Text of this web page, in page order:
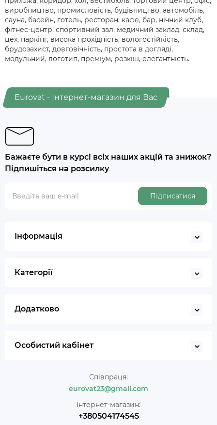
виробництво, промисловість, будівництво, автомобіль,
сауна, басейн, готель, ресторан, кафе, бар, нічний клуб,
фітнес-центр, спортивний зал, медичний заклад, склад,
цех, паркінг, висока прохідність, вологостійкість,
брудозахист, довговічність, простота в догляді,
модульний, логотип, преміум, розкіш, елегантність.
Eurovat - Інтернет-магазин для Вас
Бажаєте бути в курсі всіх наших акцій та знижок?
Підпишіться на розсилку
Підписатися
Інформація
Категорії
Додатково
Особистий кабінет
Співпраця:
eurovat23@gmail.com
Інтернет-магазин:
+380504174545